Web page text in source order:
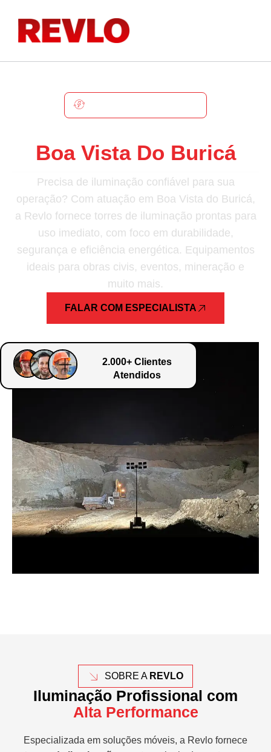
Boa Vista Do Buricá
Precisa de iluminação confiável para sua
operação? Com atuação em Boa Vista do Buricá,
a Revlo fornece torres de iluminação prontas para
uso imediato, com foco em durabilidade,
segurança e eficiência energética. Equipamentos
ideais para obras civis, eventos, mineração e
muito mais.
FALAR COM ESPECIALISTA
2.000+ Clientes
Atendidos
SOBRE A REVLO
Iluminação Profissional com
Alta Performance
Especializada em soluções móveis, a Revlo fornece